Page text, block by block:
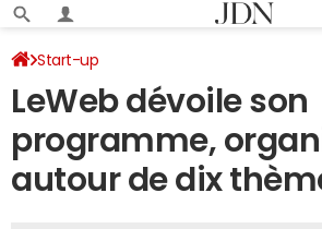
Start-up
LeWeb dévoile son
programme,
autour de dix